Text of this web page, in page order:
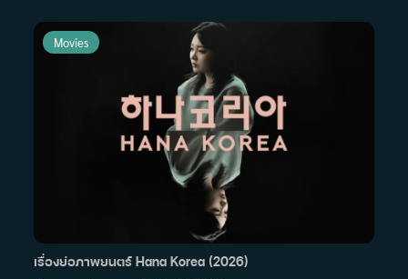
Movies
เรื่องย่อภาพยนตร์ Hana Korea (2026)